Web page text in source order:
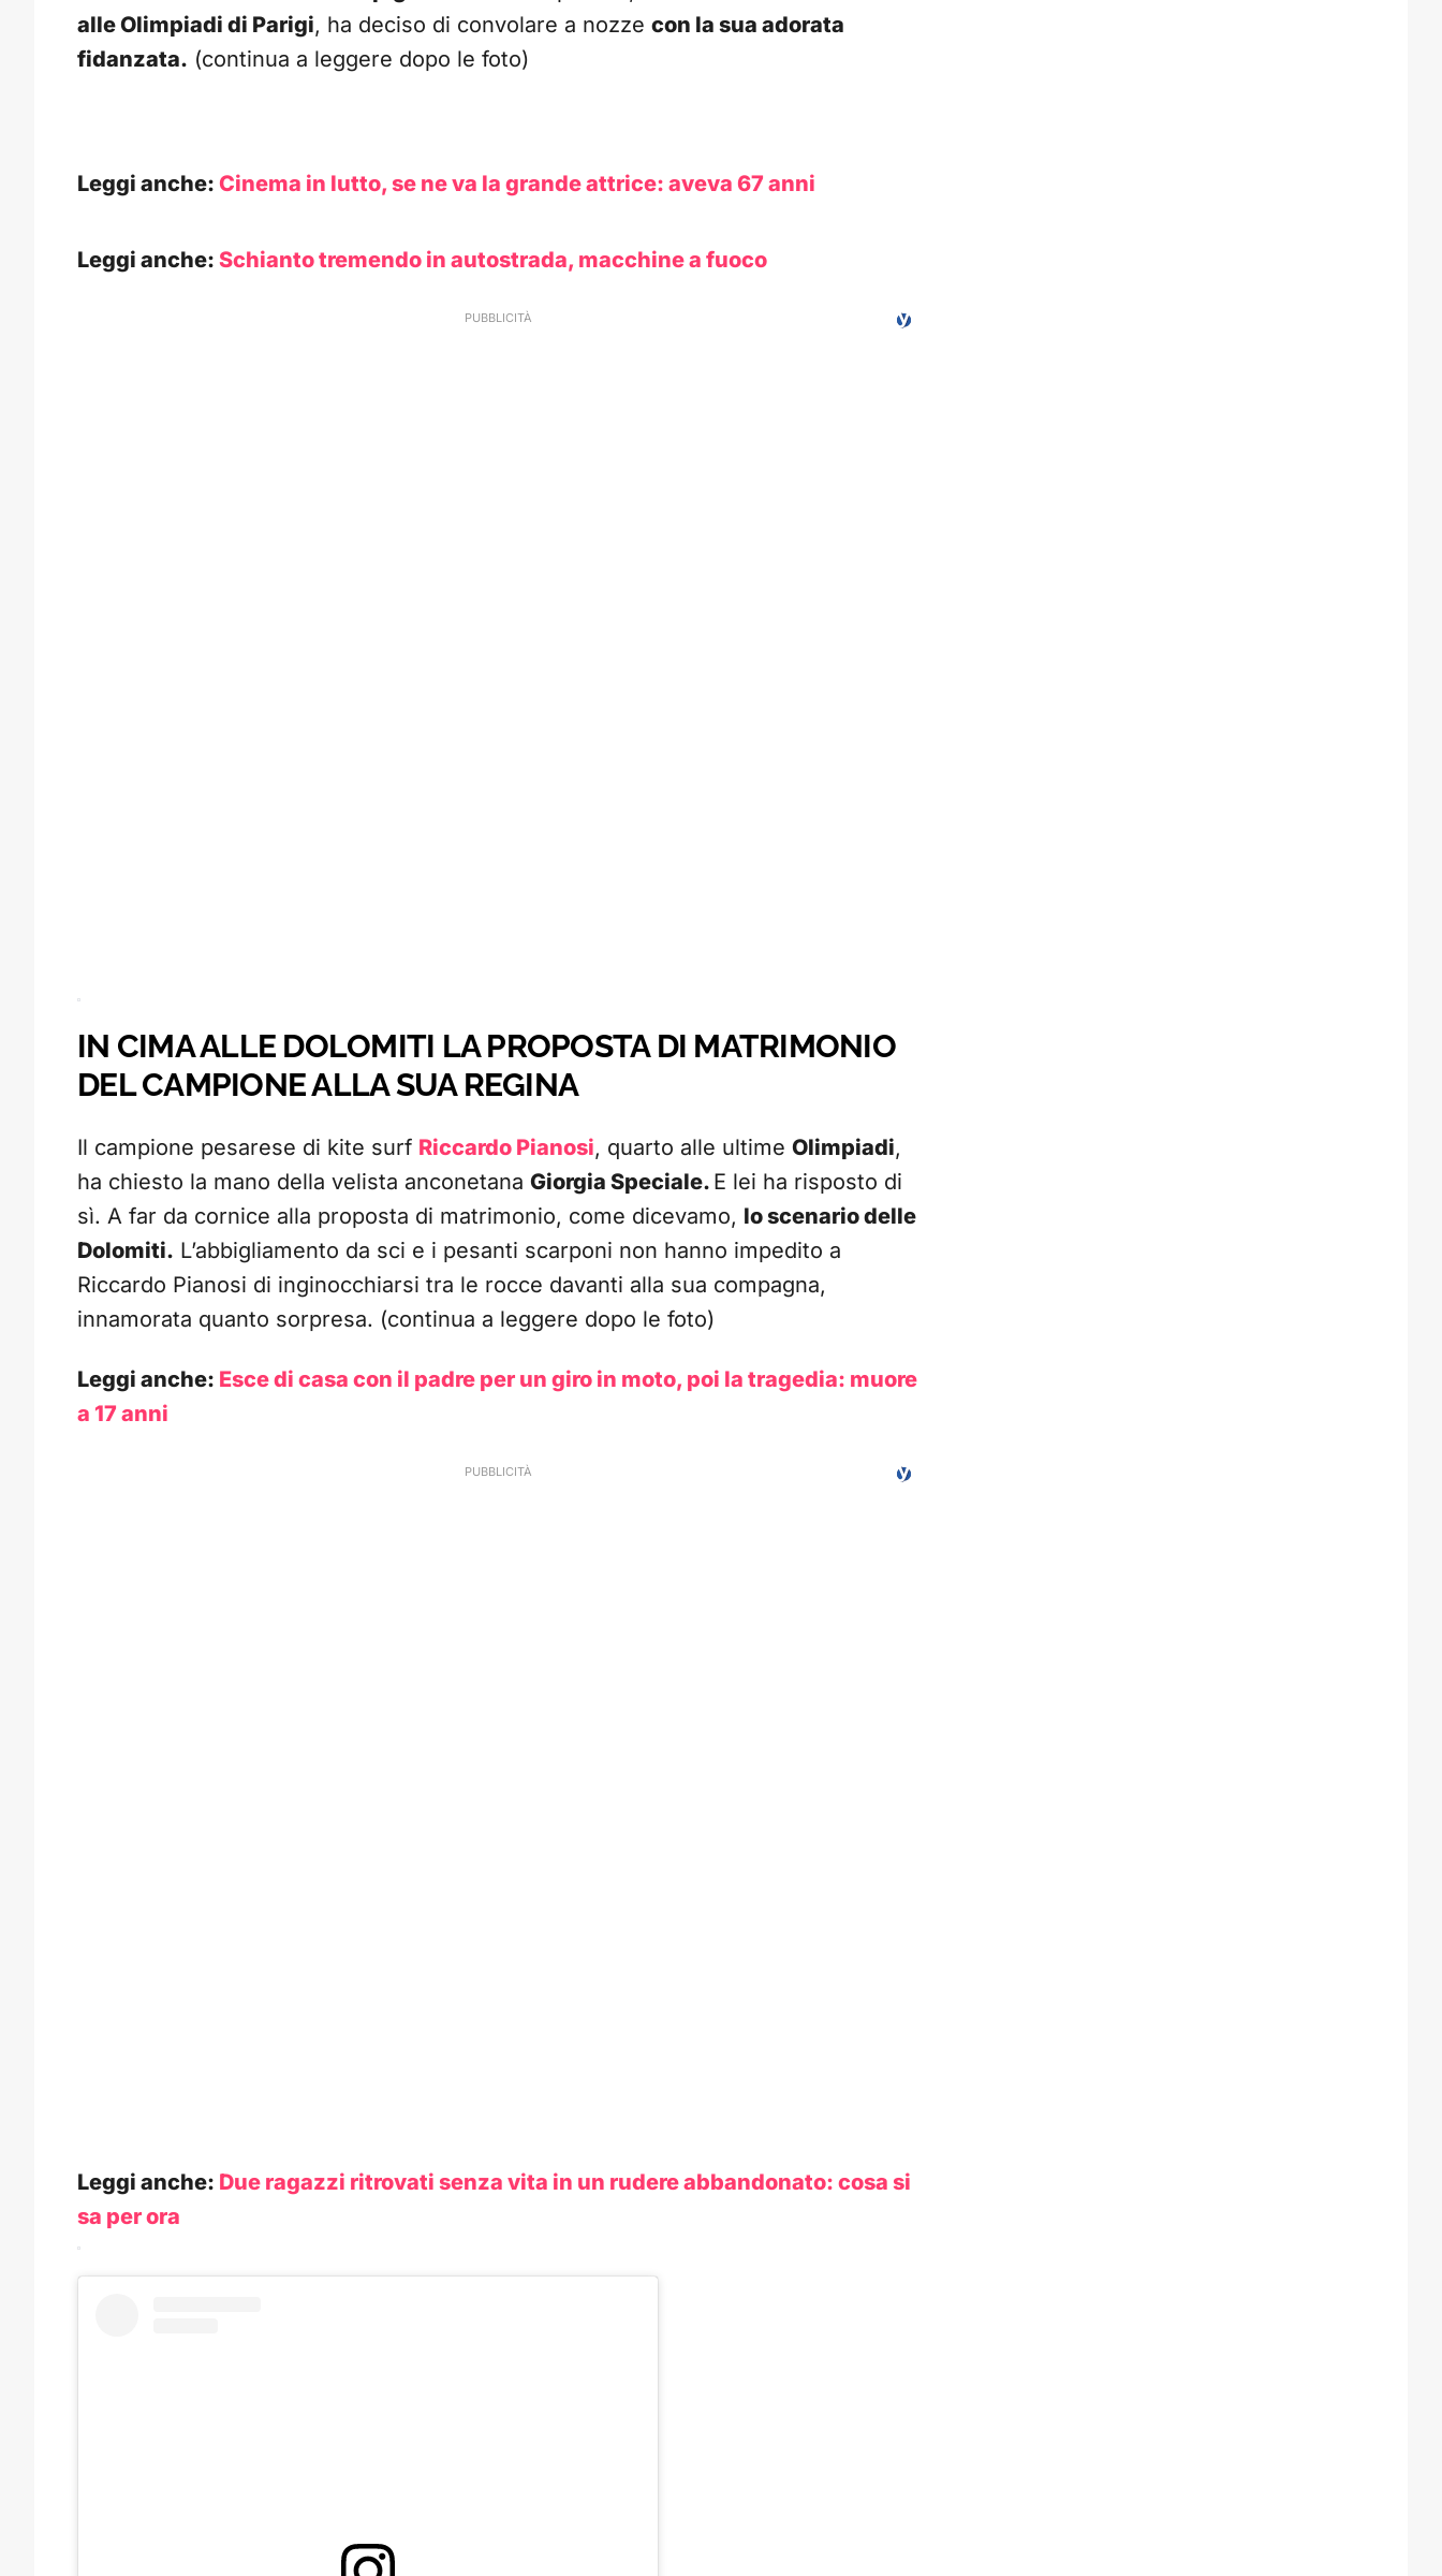
alle Olimpiadi di Parigi, ha deciso di convolare a nozze con la sua adorata
fidanzata. (continua a leggere dopo le foto)
Leggi anche: Cinema in lutto, se ne va la grande attrice: aveva 67 anni
Leggi anche: Schianto tremendo in autostrada, macchine a fuoco
IN CIMA ALLE DOLOMITI LA PROPOSTA DI MATRIMONIO
DEL CAMPIONE ALLA SUA REGINA
Il campione pesarese di kite surf Riccardo Pianosi, quarto alle ultime Olimpiadi,
ha chiesto la mano della velista anconetana Giorgia Speciale. E lei ha risposto di
sì. A far da cornice alla proposta di matrimonio, come dicevamo, lo scenario delle
Dolomiti. L’abbigliamento da sci e i pesanti scarponi non hanno impedito a
Riccardo Pianosi di inginocchiarsi tra le rocce davanti alla sua compagna,
innamorata quanto sorpresa. (continua a leggere dopo le foto)
Leggi anche: Esce di casa con il padre per un giro in moto, poi la tragedia: muore
a 17 anni
Leggi anche: Due ragazzi ritrovati senza vita in un rudere abbandonato: cosa si
sa per ora